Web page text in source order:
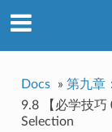
Docs » 第九章
9.8 【必学技巧
Selection